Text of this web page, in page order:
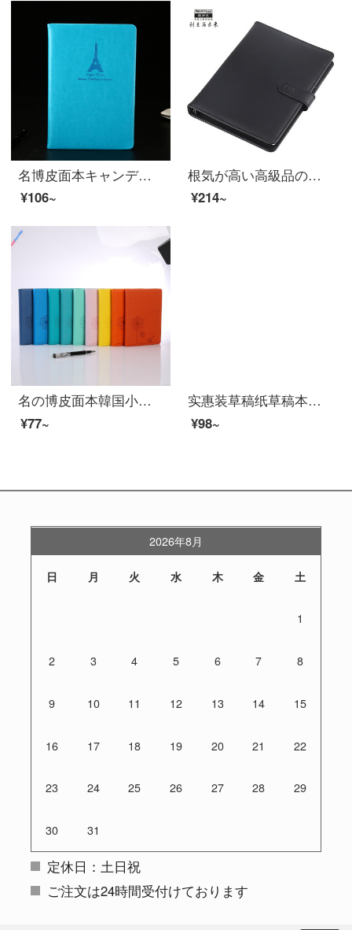
名博皮面本キャンディー色ビジネスノート創意鉄塔PU皮手帳116枚の文具空色15-25 A 5(21*14.5 cm)
¥106~
根気が高い高級品の皮の磁気ボタンのルーズリーフの本A 5/A 6/6孔のビジネスの磁気ボタンのメモ帳B 5/9ホールの執務する100グラムのルーズリーフのノートの黒色A 5071 S A 5穴の磁気ボタンのルーズリーフのノート
¥214~
名の博皮面本韓国小清新ノートのメモ帳简约手帐ビジネスメモ帳280ページの色をランダムに指定してお客様サービス88-25 A 5に連絡します（21*14.5 cm）
¥77~
实惠装草稿纸草稿本学生用考研专用大学米黄护眼草纸演算纸演草纸草搞抄打稿纸批发空白薄便宜白纸 10本装/400张/每本40张
¥98~
2026年8月
日 月 火 水 木 金 土
1
2 3 4 5 6 7 8
9 10 11 12 13 14 15
16 17 18 19 20 21 22
23 24 25 26 27 28 29
30 31
定休日：土日祝
ご注文は24時間受付けております